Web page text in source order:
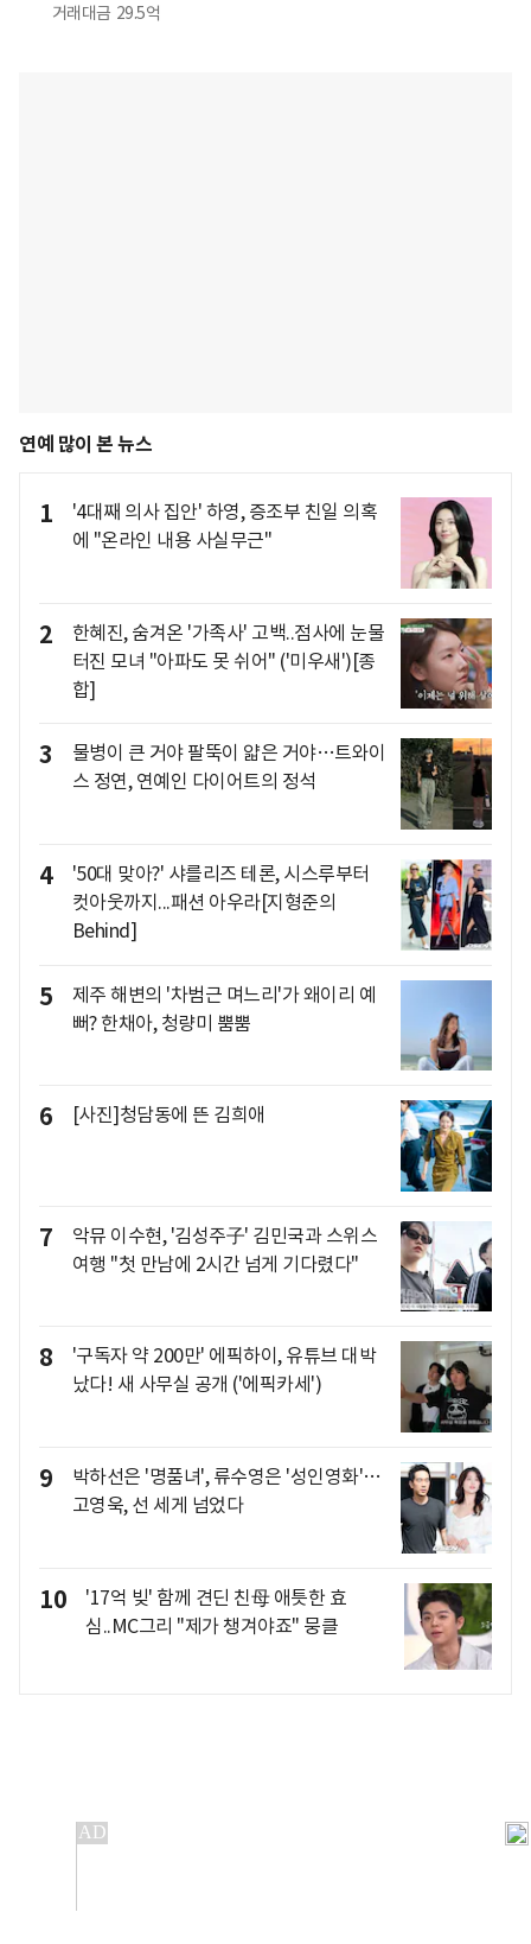
거래대금 29.5억
연예 많이 본 뉴스
1
'4대째 의사 집안' 하영, 증조부 친일 의혹
에 "온라인 내용 사실무근"
2
한혜진, 숨겨온 '가족사' 고백..점사에 눈물
터진 모녀 "아파도 못 쉬어" ('미우새')[종
합]
3
물병이 큰 거야 팔뚝이 얇은 거야…트와이
스 정연, 연예인 다이어트의 정석
4
'50대 맞아?' 샤를리즈 테론, 시스루부터
컷아웃까지...패션 아우라[지형준의
Behind]
5
제주 해변의 '차범근 며느리'가 왜이리 예
뻐? 한채아, 청량미 뿜뿜
6 [사진]청담동에 뜬 김희애
7
악뮤 이수현, '김성주子' 김민국과 스위스
여행 "첫 만남에 2시간 넘게 기다렸다"
8
'구독자 약 200만' 에픽하이, 유튜브 대박
났다! 새 사무실 공개 ('에픽카세')
9
박하선은 '명품녀', 류수영은 '성인영화'…
고영욱, 선 세게 넘었다
10
'17억 빚' 함께 견딘 친母 애틋한 효
심..MC그리 "제가 챙겨야죠" 뭉클